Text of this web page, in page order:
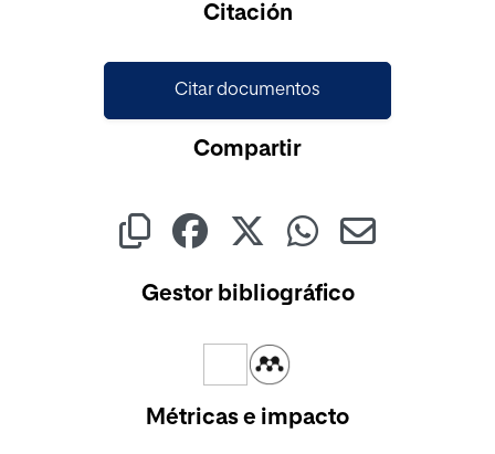
Citación
Citar documentos
Compartir
Gestor bibliográfico
Métricas e impacto